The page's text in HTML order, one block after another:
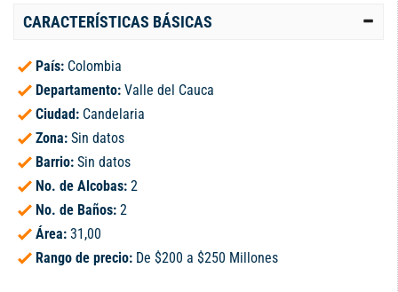
CARACTERÍSTICAS BÁSICAS
País: Colombia
Departamento: Valle del Cauca
Ciudad: Candelaria
Zona: Sin datos
Barrio: Sin datos
No. de Alcobas: 2
No. de Baños: 2
Área: 31,00
Rango de precio: De $200 a $250 Millones